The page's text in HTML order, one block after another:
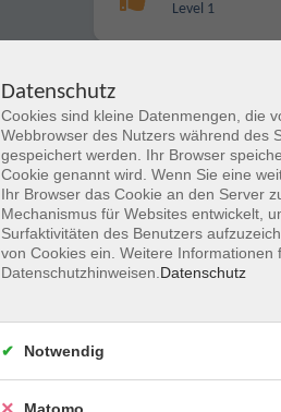
Level 1
Level 2
Ikebana
Japanische
Level 3
Datenschutz
Cookies sind kleine Datenmengen, die
Webbrowser des Nutzers während des
gespeichert werden. Ihr Browser
Cookie genannt wird. Wenn Sie eine
Ihr Browser das Cookie an den Server
Mechanismus für Websites entwickelt,
Surfaktivitäten des Benutzers
von Cookies ein. Weitere Informationen
Datenschutzhinweisen. Datenschutz
Notwendig